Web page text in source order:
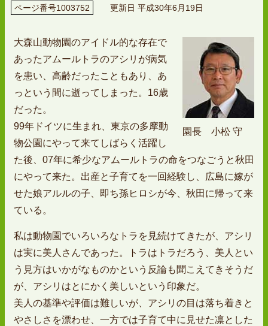
ページ番号1003752 更新日 平成30年6月19日
園長 小松 守
大森山動物園のアイドル的な存在で
あったアムールトラのアシリが病気
を患い、高齢だったこともあり、あ
っという間に逝ってしまった。16歳
だった。
99年ドイツに生まれ、東京の多摩動
物公園にやって来てしばらく活躍し
た後、07年に希少なアムールトラの命をつなごうと秋田
にやって来た。出産と子育てを一回経験し、広島に嫁が
せた娘アルルの子、即ち孫ヒロシが今、秋田に帰って来
ている。
私は動物園でいろいろなトラを見続けてきたが、アシリ
は実に美人さんであった。トラはトラだろう、美人とい
う見方はいかがなものかという反論も聞こえてきそうだ
が、アシリはとにかく美しいという印象だ。
美人の基準や評価は難しいが、アシリの目は落ち着きと
やさしさを漂わせ、一方では子育て中に見せた凛とした